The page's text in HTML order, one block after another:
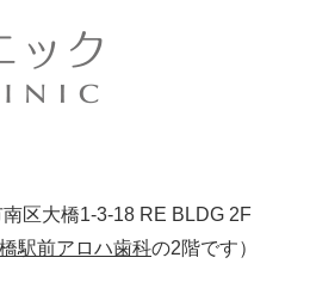
区大橋1-3-18 RE BLDG 2F
駅前アロハ歯科の2階です）